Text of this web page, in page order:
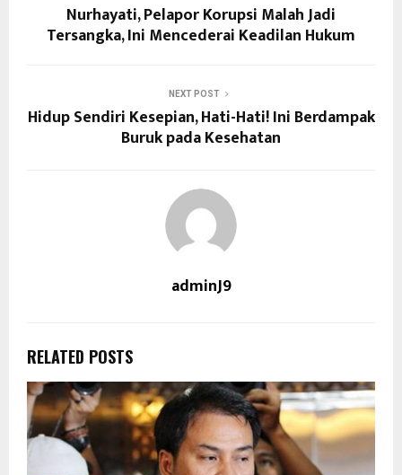
Nurhayati, Pelapor Korupsi Malah Jadi
Tersangka, Ini Mencederai Keadilan Hukum
NEXT POST
Hidup Sendiri Kesepian, Hati-Hati! Ini Berdampak
Buruk pada Kesehatan
adminJ9
RELATED POSTS